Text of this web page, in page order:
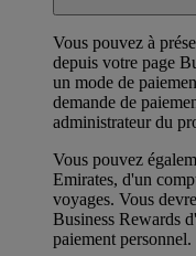
Vous pouvez à
depuis votre page
un mode de
demande de
administrateur du
Vous pouvez
Emirates, d'un
voyages. Vous
Business Rewards
paiement personnel.